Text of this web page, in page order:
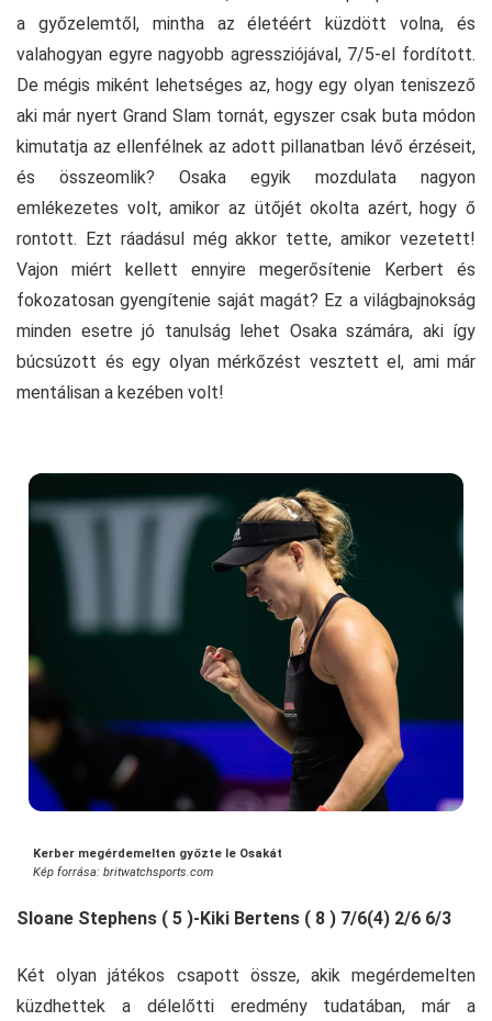
a győzelemtől, mintha az életéért küzdött volna, és
valahogyan egyre nagyobb agressziójával, 7/5-el fordított.
De mégis miként lehetséges az, hogy egy olyan teniszező
aki már nyert Grand Slam tornát, egyszer csak buta módon
kimutatja az ellenfélnek az adott pillanatban lévő érzéseit,
és összeomlik? Osaka egyik mozdulata nagyon
emlékezetes volt, amikor az ütőjét okolta azért, hogy ő
rontott. Ezt ráadásul még akkor tette, amikor vezetett!
Vajon miért kellett ennyire megerősítenie Kerbert és
fokozatosan gyengítenie saját magát? Ez a világbajnokság
minden esetre jó tanulság lehet Osaka számára, aki így
búcsúzott és egy olyan mérkőzést vesztett el, ami már
mentálisan a kezében volt!
Kerber megérdemelten győzte le Osakát
Kép forrása: britwatchsports.com
Sloane Stephens ( 5 )-Kiki Bertens ( 8 ) 7/6(4) 2/6 6/3
Két olyan játékos csapott össze, akik megérdemelten
küzdhettek a délelőtti eredmény tudatában, már a